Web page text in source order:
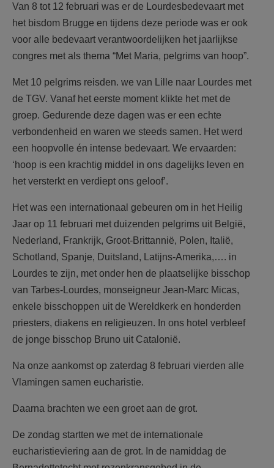
Van 8 tot 12 februari was er de Lourdesbedevaart met
het bisdom Brugge en tijdens deze periode was er ook
voor alle bedevaart verantwoordelijken het jaarlijkse
congres met als thema “Met Maria, pelgrims van hoop”.
Met 10 pelgrims reisden. we van Lille naar Lourdes met
de TGV. Vanaf het eerste moment klikte het met de
groep. Gedurende deze dagen was er een echte
verbondenheid en waren we steeds samen. Het werd
een hoopvolle én intense bedevaart. We ervaarden:
‘hoop is een krachtig middel in ons dagelijks leven en
het versterkt en verdiept ons geloof’.
Het was een internationaal gebeuren om in het Heilig
Jaar op 11 februari met duizenden pelgrims uit België,
Nederland, Frankrijk, Groot-Brittannië, Polen, Italië,
Schotland, Spanje, Duitsland, Latijns-Amerika,…. in
Lourdes te zijn, met onder hen de plaatselijke bisschop
van Tarbes-Lourdes, monseigneur Jean-Marc Micas,
enkele bisschoppen uit de Wereldkerk en honderden
priesters, diakens en religieuzen. In ons hotel verbleef
de jonge bisschop Bruno uit Catalonië.
Na onze aankomst op zaterdag 8 februari vierden alle
Vlamingen samen eucharistie.
Daarna brachten we een groet aan de grot.
De zondag startten we met de internationale
eucharistieviering aan de grot. In de namiddag de